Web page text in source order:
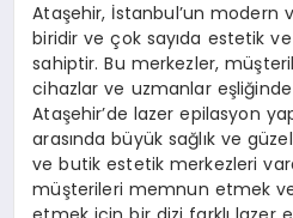
Ataşehir, İstanbul’un modern
biridir ve çok sayıda estetik
sahiptir. Bu merkezler,
cihazlar ve uzmanlar
Ataşehir’de lazer epilasyon
arasında büyük sağlık ve
ve butik estetik merkezleri
müşterileri memnun etmek